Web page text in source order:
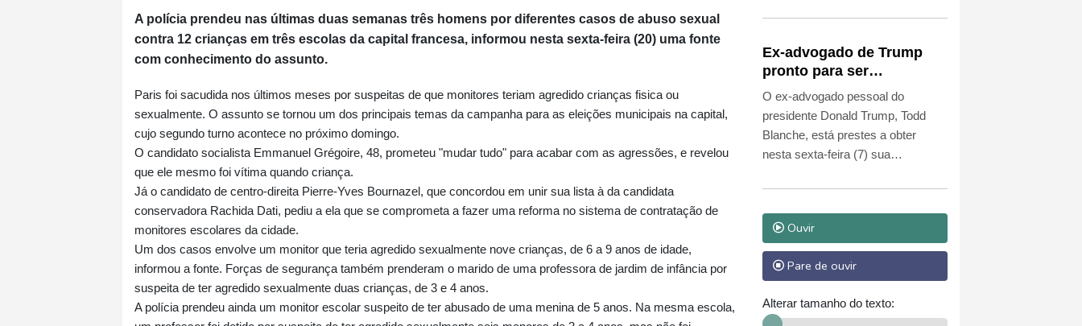
A polícia prendeu nas últimas duas semanas três homens por diferentes casos de abuso sexual
contra 12 crianças em três escolas da capital francesa, informou nesta sexta-feira (20) uma fonte
com conhecimento do assunto.
Paris foi sacudida nos últimos meses por suspeitas de que monitores teriam agredido crianças fisica ou
sexualmente. O assunto se tornou um dos principais temas da campanha para as eleições municipais na capital,
cujo segundo turno acontece no próximo domingo.
O candidato socialista Emmanuel Grégoire, 48, prometeu "mudar tudo" para acabar com as agressões, e revelou
que ele mesmo foi vítima quando criança.
Já o candidato de centro-direita Pierre-Yves Bournazel, que concordou em unir sua lista à da candidata
conservadora Rachida Dati, pediu a ela que se comprometa a fazer uma reforma no sistema de contratação de
monitores escolares da cidade.
Um dos casos envolve um monitor que teria agredido sexualmente nove crianças, de 6 a 9 anos de idade,
informou a fonte. Forças de segurança também prenderam o marido de uma professora de jardim de infância por
suspeita de ter agredido sexualmente duas crianças, de 3 e 4 anos.
A polícia prendeu ainda um monitor escolar suspeito de ter abusado de uma menina de 5 anos. Na mesma escola,
sindical que, nos últimos anos, tem
medidas de austeridade do
presidente Javier Milei.
Ex-advogado de Trump
pronto para ser
confirmado como
procurador-geral dos EUA
O ex-advogado pessoal do
presidente Donald Trump, Todd
Blanche, está prestes a obter
nesta sexta-feira (7) sua
geral dos Estados Unidos, depois
que os senadores republicanos
ignoraram as preocupações dos
democratas sobre a politização do
Departamento de Justiça.
Ouvir
Pare de ouvir
Alterar tamanho do texto: